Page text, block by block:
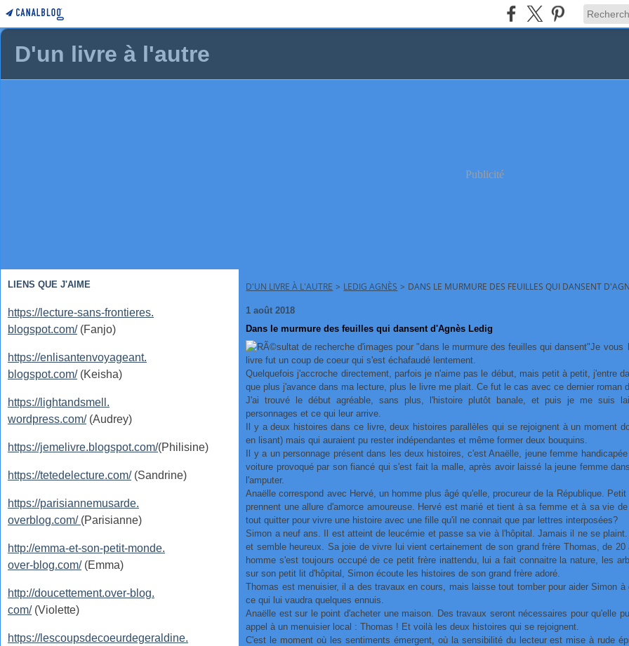
D'un livre à l'autre
Publicité
LIENS QUE J'AIME
https://lecture-sans-frontieres.
blogspot.com/(Fanjo)
https://enlisantenvoyageant.
blogspot.com/(Keisha)
https://lightandsmell.
wordpress.com/(Audrey)
https://jemelivre.blogspot.com/(Philisine)
https://tetedelecture.com/(Sandrine)
https://parisiannemusarde.
overblog.com/ (Parisianne)
http://emma-et-son-petit-monde.
over-blog.com/(Emma)
http://doucettement.over-blog.
com/(Violette)
https://lescoupsdecoeurdegeraldine.
D'UN LIVRE À L'AUTRE > LEDIG AGNÈS > DANS LE MURMURE DES FEUILLES QUI DANSENT
1 août 2018
Dans le murmure des feuilles qui dansent d'Agnès Ledig
Je vous
livre fut un coup de coeur qui s'est échafaudé lentement.
Quelquefois j'accroche directement, parfois je n'aime pas le début, mais petit à petit, j'entre
que plus j'avance dans ma lecture, plus le livre me plait. Ce fut le cas avec ce dernier roman
J'ai trouvé le début agréable, sans plus, l'histoire plutôt banale, et puis je me suis
personnages et ce qui leur arrive.
Il y a deux histoires dans ce livre, deux histoires parallèles qui se rejoignent à un moment
en lisant) mais qui auraient pu rester indépendantes et même former deux bouquins.
Il y a un personnage présent dans les deux histoires, c'est Anaëlle, jeune femme
voiture provoqué par son fiancé qui s'est fait la malle, après avoir laissé la jeune femme
l'amputer.
Anaëlle correspond avec Hervé, un homme plus âgé qu'elle, procureur de la République.
prennent une allure d'amorce amoureuse. Hervé est marié et tient à sa femme et à sa vie
tout quitter pour vivre une histoire avec une fille qu'il ne connait que par lettres interposées?
Simon a neuf ans. Il est atteint de leucémie et passe sa vie à l'hôpital. Jamais il ne se
et semble heureux. Sa joie de vivre lui vient certainement de son grand frère Thomas, de
homme s'est toujours occupé de ce petit frère inattendu, lui a fait connaitre la nature, les
sur son petit lit d'hôpital, Simon écoute les histoires de son grand frère adoré.
Thomas est menuisier, il a des travaux en cours, mais laisse tout tomber pour aider Simon à
ce qui lui vaudra quelques ennuis.
Anaëlle est sur le point d'acheter une maison. Des travaux seront nécessaires pour qu'elle
appel à un menuisier local : Thomas ! Et voilà les deux histoires qui se rejoignent.
C'est le moment où les sentiments émergent, où la sensibilité du lecteur est mise à rude